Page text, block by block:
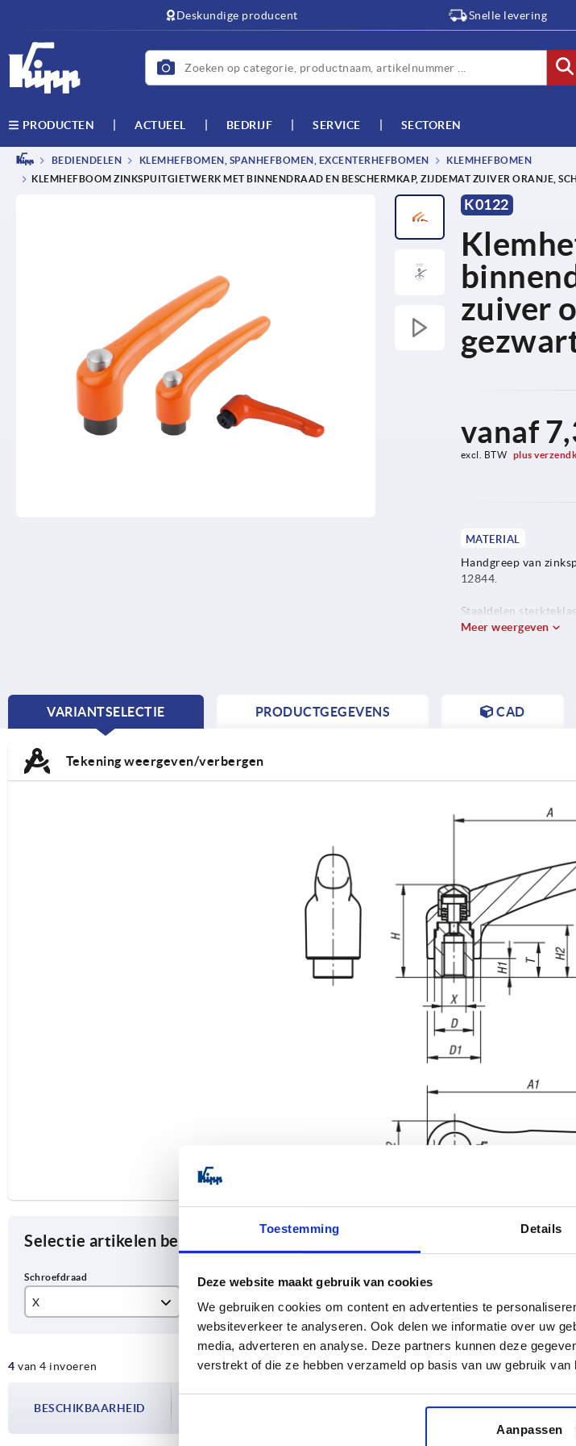
Toestemming Details
Deze website maakt gebruik van cookies
We gebruiken cookies om content en advertenties te
websiteverkeer te analyseren. Ook delen we informatie over uw
media, adverteren en analyse. Deze partners kunnen deze
verstrekt of die ze hebben verzameld op basis van uw gebruik van
Aanpassen
Deskundige producent Snelle levering
PRODUCTEN ACTUEEL BEDRIJF SERVICE SECTOREN
BEDIENDELEN KLEMHEFBOMEN, SPANHEFBOMEN, EXCENTERHEFBOMEN
KLEMHEFBOMEN
KLEMHEFBOOM ZINKSPUITGIETWERK MET BINNENDRAAD EN BESCHERMKAP, ZIJDEMAT ZUIVER ORANJE,
K0122
zuiver
vanaf
excl. BTW plus
MATERIAL
Handgreep van
12844.
Staaldelen
Meer weergeven
VARIANTSELECTIE
CURRENT
PRODUCTGEGEVENS CAD
Tekening weergeven/verbergen
Selectie artikelen begrenzen
X
M8
12
14
Kleur basislichaam
reinoranje RAL 2004
Grootte
2
3
4 van 4 invoeren TABEL
BESCHIKBAARHEID
De beschikbaarheid wordt meerdere keren per dag met regelmatige tussenpozen
bijgewerkt. In de laatste stap voordat je je bestelling afrondt, word je geïnformeerd